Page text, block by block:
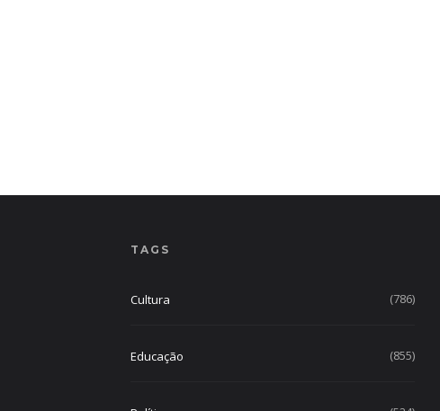
TAGS
Cultura (786)
Educação (855)